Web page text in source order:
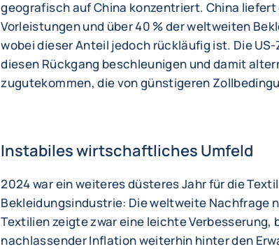
geografisch auf China konzentriert. China
Vorleistungen und über 40 % der weltweiten
wobei dieser Anteil jedoch rückläufig ist. Die
diesen Rückgang beschleunigen und damit
zugutekommen, die von günstigeren
Instabiles wirtschaftliches Umfeld
2024 war ein weiteres düsteres Jahr für die
Bekleidungsindustrie: Die weltweite Nachfrage
Textilien zeigte zwar eine leichte Verbesserung,
nachlassender Inflation weiterhin hinter den